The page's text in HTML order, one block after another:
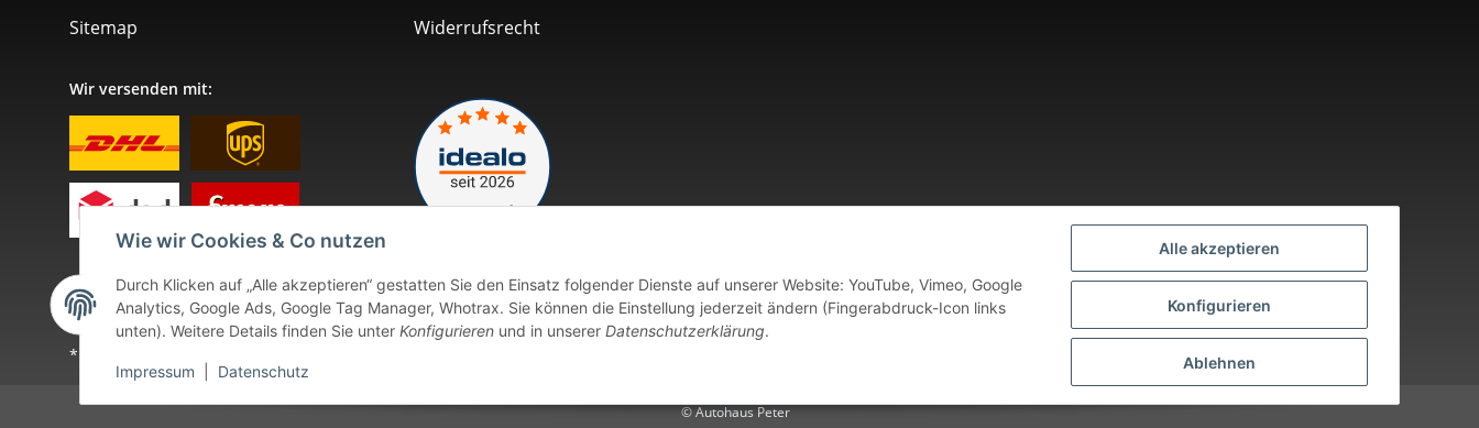
Alle akzeptieren
Konfigurieren
Ablehnen
Wie wir Cookies & Co nutzen
Durch Klicken auf „Alle akzeptieren“ gestatten Sie den Einsatz folgender Dienste auf unserer Website: YouTube, Vimeo, Google
Analytics, Google Ads, Google Tag Manager, Whotrax. Sie können die Einstellung jederzeit ändern (Fingerabdruck-Icon links
unten). Weitere Details finden Sie unter Konfigurieren und in unserer Datenschutzerklärung.
Impressum Datenschutz
Sitemap
Widerrufsrecht
Wir versenden mit:
Vertrag widerrufen
* Alle Preise inkl. gesetzlicher USt., zzgl.
© Autohaus Peter